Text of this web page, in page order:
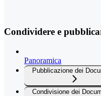
Condividere e
Panoramica
Pubblicazione dei
Condivisione dei